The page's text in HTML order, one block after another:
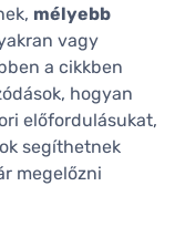
mélyebb
vagy
a cikkben
hogyan
előfordulásukat,
segíthetnek
megelőzni